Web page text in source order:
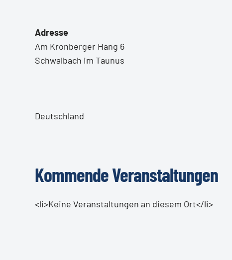
Adresse
Am Kronberger Hang 6
Schwalbach im Taunus
Deutschland
Kommende Veranstaltungen
<li>Keine Veranstaltungen an diesem Ort</li>